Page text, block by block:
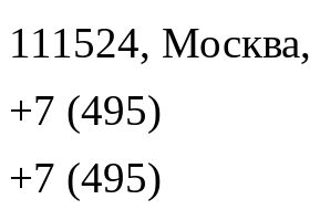
111524,
+7 (495)
+7 (495)